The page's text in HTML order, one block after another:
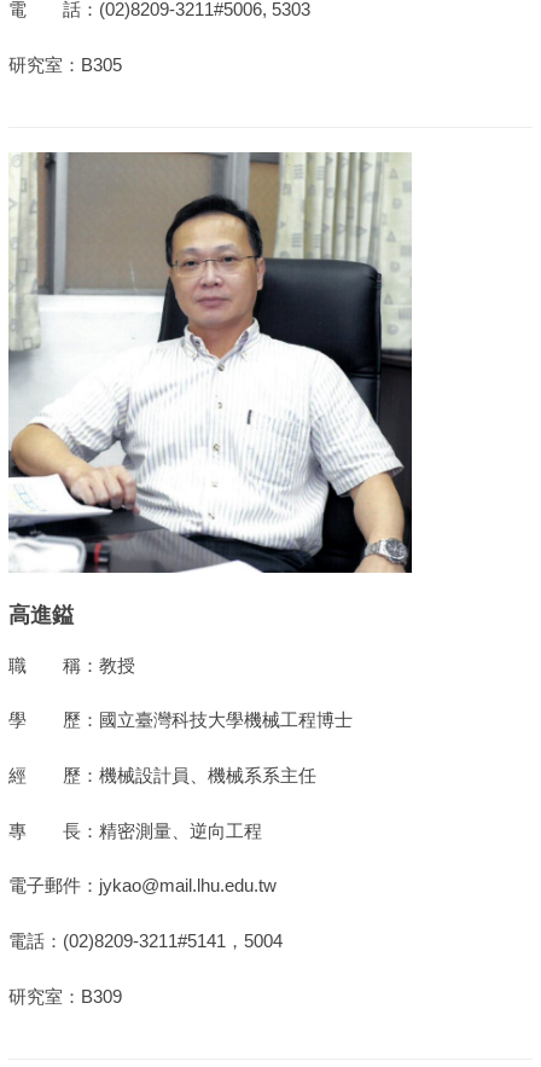
電 話：(02)8209-3211#5006, 5303
研究室：B305
高進鎰
職 稱：教授
學 歷：國立臺灣科技大學機械工程博士
經 歷：機械設計員、機械系系主任
專 長：精密測量、逆向工程
電子郵件：jykao@mail.lhu.edu.tw
電話：(02)8209-3211#5141，5004
研究室：B309